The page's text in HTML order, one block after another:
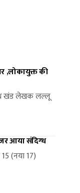
,लोकायुक्त की
खंड लेखक लल्लू
आया संदिग्ध
(नया 17)